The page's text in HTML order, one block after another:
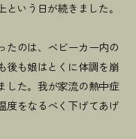
いう日が続きました。
たのは、ベビーカー内の
後も娘はとくに体調を崩
した。我が家流の熱中症
度をなるべく下げてあげ